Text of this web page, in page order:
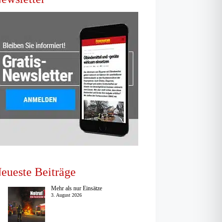
Beiträge
Mehr als nur Einsätze
3. August 2026